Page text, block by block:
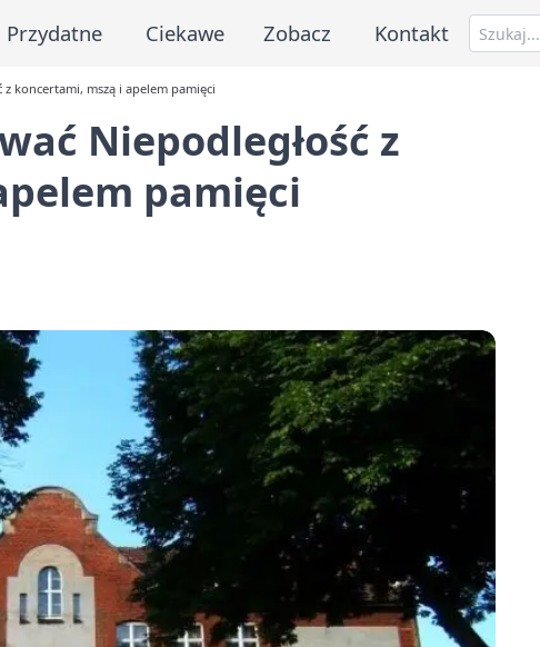
Przydatne Ciekawe Zobacz Kontakt
koncertami, mszą i apelem pamięci
Niepodległość z
pamięci